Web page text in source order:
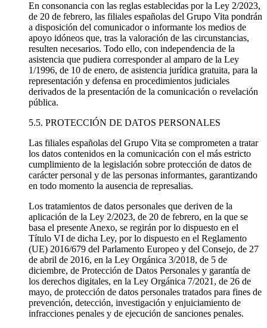
En consonancia con las reglas establecidas por la Ley 2/2023,
de 20 de febrero, las filiales españolas del Grupo Vita pondrán
a disposición del comunicador o informante los medios de
apoyo idóneos que, tras la valoración de las circunstancias,
resulten necesarios. Todo ello, con independencia de la
asistencia que pudiera corresponder al amparo de la Ley
1/1996, de 10 de enero, de asistencia jurídica gratuita, para la
representación y defensa en procedimientos judiciales
derivados de la presentación de la comunicación o revelación
pública.
5.5. PROTECCIÓN DE DATOS PERSONALES
Las filiales españolas del Grupo Vita se comprometen a tratar
los datos contenidos en la comunicación con el más estricto
cumplimiento de la legislación sobre protección de datos de
carácter personal y de las personas informantes, garantizando
en todo momento la ausencia de represalias.
Los tratamientos de datos personales que deriven de la
aplicación de la Ley 2/2023, de 20 de febrero, en la que se
basa el presente Anexo, se regirán por lo dispuesto en el
Título VI de dicha Ley, por lo dispuesto en el Reglamento
(UE) 2016/679 del Parlamento Europeo y del Consejo, de 27
de abril de 2016, en la Ley Orgánica 3/2018, de 5 de
diciembre, de Protección de Datos Personales y garantía de
los derechos digitales, en la Ley Orgánica 7/2021, de 26 de
mayo, de protección de datos personales tratados para fines de
prevención, detección, investigación y enjuiciamiento de
infracciones penales y de ejecución de sanciones penales.